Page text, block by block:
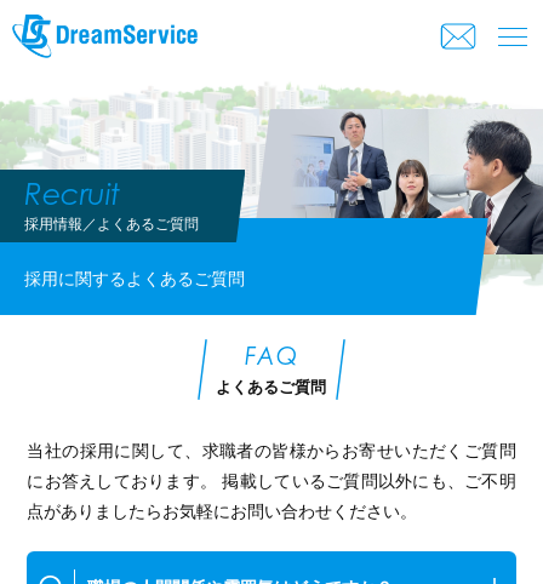
Recruit
採用情報／よくあるご質問
採用に関するよくあるご質問
FAQ
よくあるご質問
当社の採用に関して、求職者の皆様からお寄せいただくご質問
にお答えしております。
掲載しているご質問以外にも、ご不明
点がありましたらお気軽にお問い合わせください。